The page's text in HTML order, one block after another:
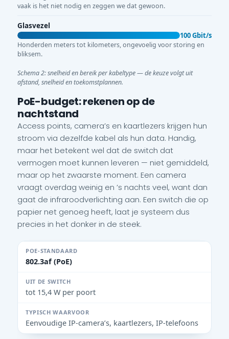
vaak is het niet nodig en zeggen we dat gewoon.
Glasvezel
100 Gbit/s
Honderden meters tot kilometers, ongevoelig voor storing en
bliksem.
Schema 2: snelheid en bereik per kabeltype — de keuze volgt uit
afstand, snelheid en toekomstplannen.
PoE-budget: rekenen op de
nachtstand
Access points, camera’s en kaartlezers krijgen hun
stroom via dezelfde kabel als hun data. Handig,
maar het betekent wel dat de switch dat
vermogen moet kunnen leveren — niet gemiddeld,
maar op het zwaarste moment. Een camera
vraagt overdag weinig en ’s nachts veel, want dan
gaat de infraroodverlichting aan. Een switch die op
papier net genoeg heeft, laat je systeem dus
precies in het donker in de steek.
802.3af (PoE)
tot 15,4 W per poort
Eenvoudige IP-camera’s, kaartlezers, IP-telefoons